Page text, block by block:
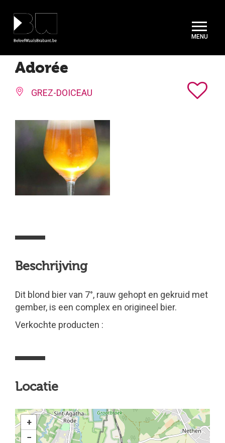
Adorée
GREZ-DOICEAU
Beschrijving
Dit blond bier van 7°, rauw gehopt en gekruid met
gember, is een complex en origineel bier.
Verkochte producten :
Locatie
+
−